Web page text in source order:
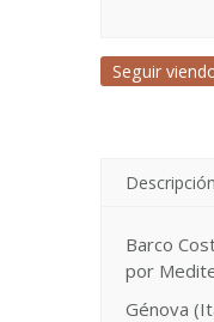
Seguir
Barco
por
Génova